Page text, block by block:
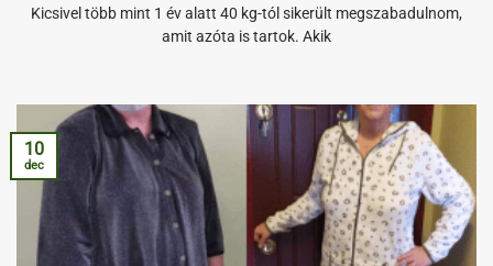
Kicsivel több mint 1 év alatt 40 kg-tól sikerült megszabadulnom,
amit azóta is tartok. Akik
10
dec